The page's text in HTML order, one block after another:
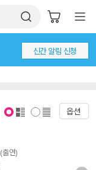
신간 알림 신청
옵션
(출연)